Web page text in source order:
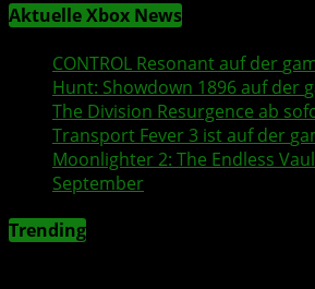
Aktuelle Xbox News
CONTROL Resonantauf der
Hunt: Showdown 1896auf der
The Division Resurgence ab
Transport Fever 3 ist auf der
Moonlighter 2: The Endless
September
Trending